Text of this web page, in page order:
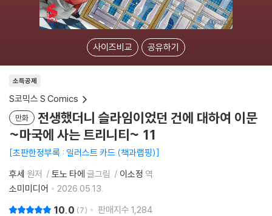
사이즈비교 공유하기
소득공제
S코믹스 S Comics
만화
전생했더니 슬라임이었던 건에 대하여 이문
~마국에 사는 트리니티~ 11
초판한정부록 : 일러스트 카드 (책과랩핑)
후세 원저 토노 타에 글그림 이소정 역
소미미디어
2026.05.13.
10.0 7 판매지수 1,284